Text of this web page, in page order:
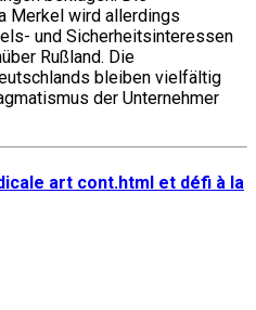
Merkel wird allerdings
und Sicherheitsinteressen
Rußland. Die
bleiben vielfältig
der Unternehmer
art cont.html et défi à la